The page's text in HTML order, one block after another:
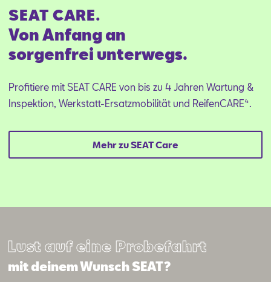
Mail schreiben Anrufen
SEAT CARE.
Von Anfang an
sorgenfrei unterwegs.
Profitiere mit SEAT CARE von bis zu 4 Jahren Wartung &
Inspektion, Werkstatt-Ersatzmobilität und ReifenCARE⁴.
Mehr zu SEAT Care
Lust auf eine Probefahrt
mit deinem Wunsch SEAT?